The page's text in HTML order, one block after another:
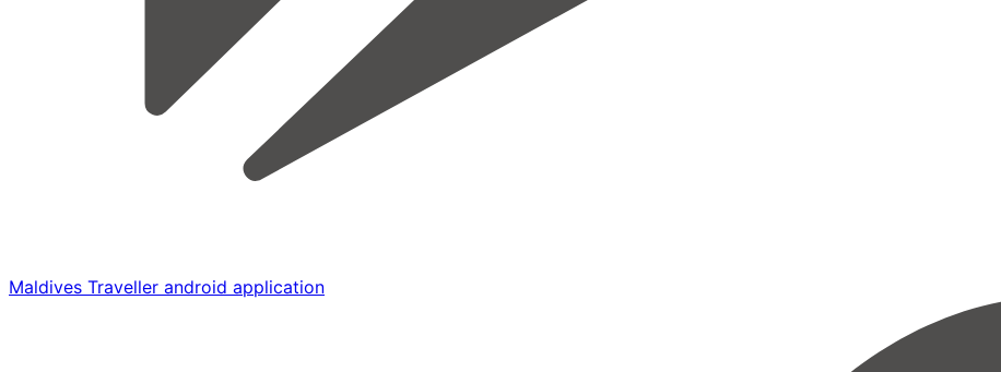
Maldives Traveller android application